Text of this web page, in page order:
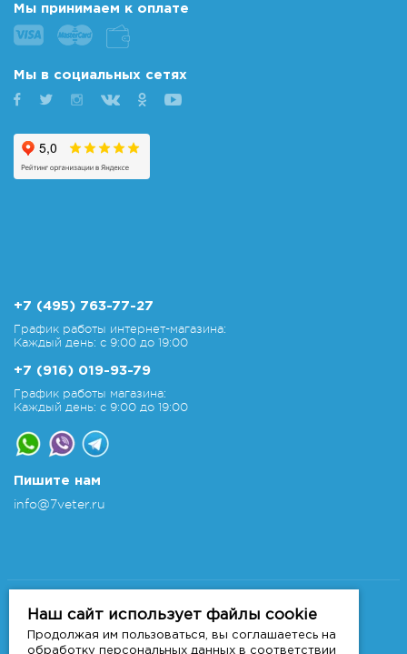
Мы принимаем к оплате
Мы в социальных сетях
+7 (495) 763-77-27
График работы интернет-магазина:
Каждый день: с 9:00 до 19:00
+7 (916) 019-93-79
График работы магазина:
Каждый день: с 9:00 до 19:00
Пишите нам
info@7veter.ru
Интернет-магазин "На Семи Ветрах". Все права
Информация не является публичной офертой, которая
Наш сайт использует файлы cookie
Продолжая им пользоваться, вы соглашаетесь на
обработку персональных данных в соответствии